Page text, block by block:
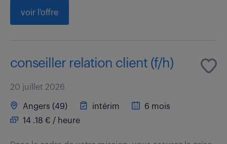
voir l'offre
conseiller relation client (f/h)
20 juillet 2026
Angers (49) intérim
6 mois
14 .18 € / heure